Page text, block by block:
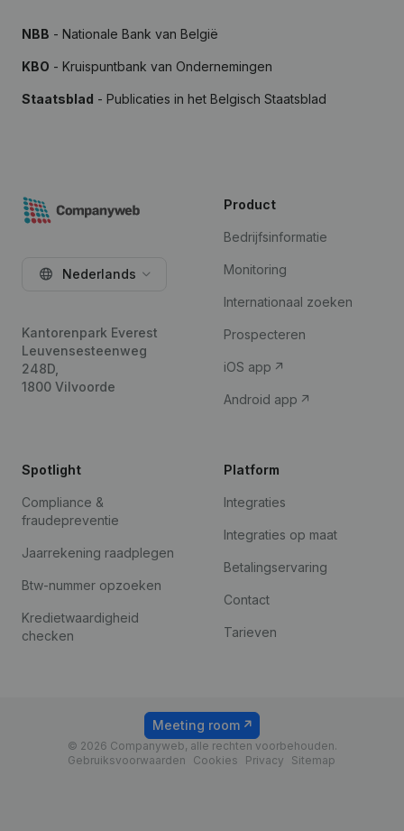
NBB - Nationale Bank van België
KBO - Kruispuntbank van Ondernemingen
Staatsblad - Publicaties in het Belgisch Staatsblad
Nederlands
Kantorenpark Everest
Leuvensesteenweg
248D,
1800 Vilvoorde
Product
Bedrijfsinformatie
Monitoring
Internationaal zoeken
Prospecteren
iOS app
Android app
Spotlight
Compliance &
fraudepreventie
Jaarrekening raadplegen
Btw-nummer opzoeken
Kredietwaardigheid
checken
Platform
Integraties
Integraties op maat
Betalingservaring
Contact
Tarieven
© 2026 Companyweb, alle rechten voorbehouden.
Gebruiksvoorwaarden
Cookies Privacy Sitemap
Meeting room